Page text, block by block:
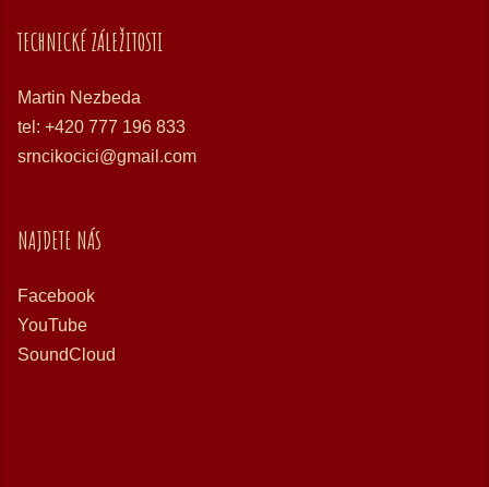
TECHNICKÉ ZÁLEŽITOSTI
Martin Nezbeda
tel: +420 777 196 833
srncikocici@gmail.com
NAJDETE NÁS
Facebook
YouTube
SoundCloud